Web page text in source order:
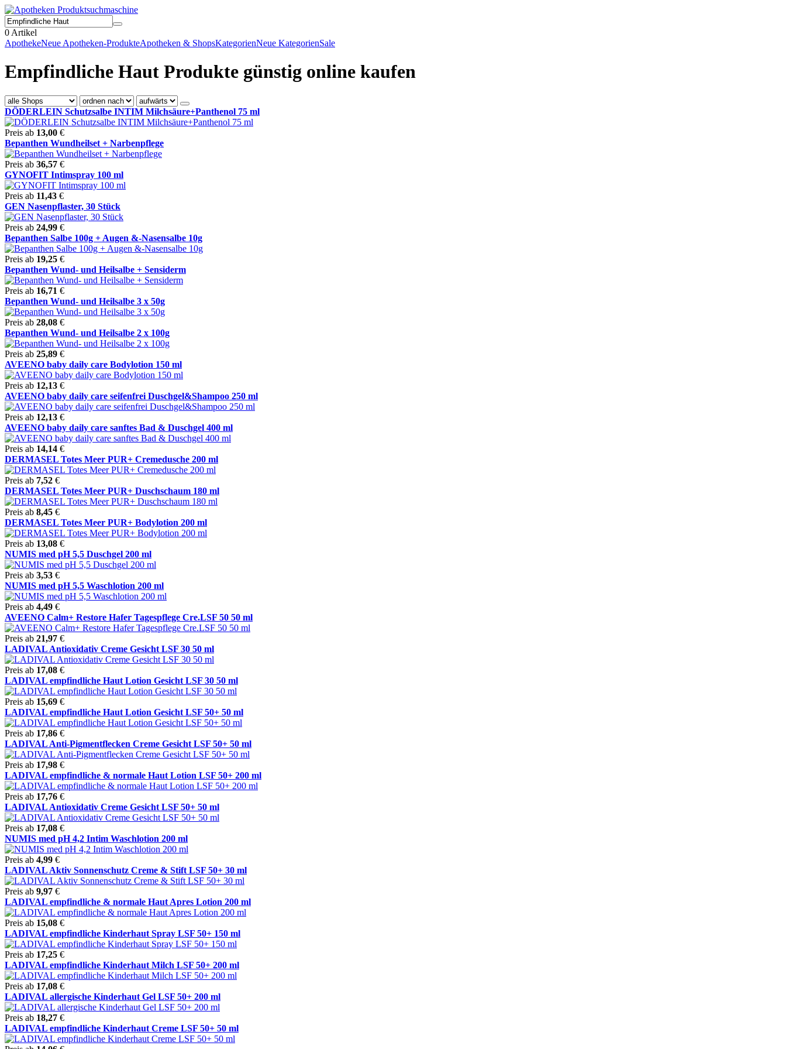
0 Artikel
ApothekeNeue Apotheken-ProdukteApotheken & ShopsKategorienNeue KategorienSale
Empfindliche Haut Produkte günstig online kaufen
DÖDERLEIN Schutzsalbe INTIM Milchsäure+Panthenol 75 ml
Preis ab 13,00 €
Bepanthen Wundheilset + Narbenpflege
Preis ab 36,57 €
GYNOFIT Intimspray 100 ml
Preis ab 11,43 €
GEN Nasenpflaster, 30 Stück
Preis ab 24,99 €
Bepanthen Salbe 100g + Augen &-Nasensalbe 10g
Preis ab 19,25 €
Bepanthen Wund- und Heilsalbe + Sensiderm
Preis ab 16,71 €
Bepanthen Wund- und Heilsalbe 3 x 50g
Preis ab 28,08 €
Bepanthen Wund- und Heilsalbe 2 x 100g
Preis ab 25,89 €
AVEENO baby daily care Bodylotion 150 ml
Preis ab 12,13 €
AVEENO baby daily care seifenfrei Duschgel&Shampoo 250 ml
Preis ab 12,13 €
AVEENO baby daily care sanftes Bad & Duschgel 400 ml
Preis ab 14,14 €
DERMASEL Totes Meer PUR+ Cremedusche 200 ml
Preis ab 7,52 €
DERMASEL Totes Meer PUR+ Duschschaum 180 ml
Preis ab 8,45 €
DERMASEL Totes Meer PUR+ Bodylotion 200 ml
Preis ab 13,08 €
NUMIS med pH 5,5 Duschgel 200 ml
Preis ab 3,53 €
NUMIS med pH 5,5 Waschlotion 200 ml
Preis ab 4,49 €
AVEENO Calm+ Restore Hafer Tagespflege Cre.LSF 50 50 ml
Preis ab 21,97 €
LADIVAL Antioxidativ Creme Gesicht LSF 30 50 ml
Preis ab 17,08 €
LADIVAL empfindliche Haut Lotion Gesicht LSF 30 50 ml
Preis ab 15,69 €
LADIVAL empfindliche Haut Lotion Gesicht LSF 50+ 50 ml
Preis ab 17,86 €
LADIVAL Anti-Pigmentflecken Creme Gesicht LSF 50+ 50 ml
Preis ab 17,98 €
LADIVAL empfindliche & normale Haut Lotion LSF 50+ 200 ml
Preis ab 17,76 €
LADIVAL Antioxidativ Creme Gesicht LSF 50+ 50 ml
Preis ab 17,08 €
NUMIS med pH 4,2 Intim Waschlotion 200 ml
Preis ab 4,99 €
LADIVAL Aktiv Sonnenschutz Creme & Stift LSF 50+ 30 ml
Preis ab 9,97 €
LADIVAL empfindliche & normale Haut Apres Lotion 200 ml
Preis ab 15,08 €
LADIVAL empfindliche Kinderhaut Spray LSF 50+ 150 ml
Preis ab 17,25 €
LADIVAL empfindliche Kinderhaut Milch LSF 50+ 200 ml
Preis ab 17,08 €
LADIVAL allergische Kinderhaut Gel LSF 50+ 200 ml
Preis ab 18,27 €
LADIVAL empfindliche Kinderhaut Creme LSF 50+ 50 ml